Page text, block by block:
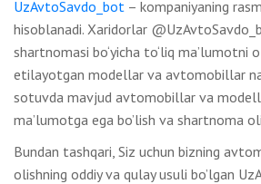
UzAvtoSavdo_bot – kompaniyaning
hisoblanadi. Xaridorlar
shartnomasi bo‘yicha to‘liq ma’lumotni
etilayotgan modellar va avtomobillar
sotuvda mavjud avtomobillar va
ma’lumotga ega bo’lish va shartnoma
Bundan tashqari, Siz uchun bizning
olishning oddiy va qulay usuli bo’lgan